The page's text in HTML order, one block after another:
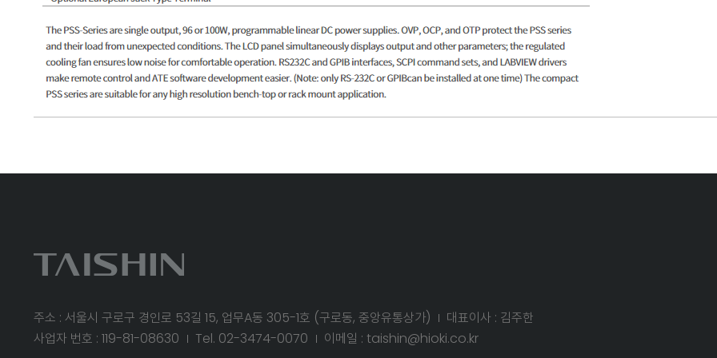
주소 : 서울시 구로구 경인로 53길 15, 업무A동 305-1호 (구로동, 중앙유통상가)
대표이사 : 김주한
사업자 번호 : 119-81-08630
Tel. 02-3474-0070 이메일 : taishin@hioki.co.kr